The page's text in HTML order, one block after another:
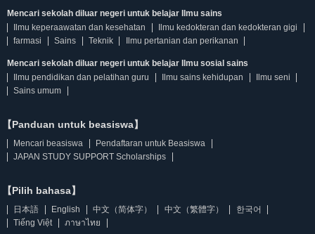
Mencari sekolah diluar negeri untuk belajar Ilmu sains
Ilmu keperaawatan dan kesehatan
Ilmu kedokteran dan kedokteran gigi
farmasi
Sains Teknik Ilmu pertanian dan perikanan
Mencari sekolah diluar negeri untuk belajar Ilmu sosial sains
Ilmu pendidikan dan pelatihan guru
Ilmu sains kehidupan
Ilmu seni
Sains umum
【Panduan untuk beasiswa】
Mencari beasiswa
Pendaftaran untuk Beasiswa
JAPAN STUDY SUPPORT Scholarships
【Pilih bahasa】
日本語 English 中文（简体字） 中文（繁體字）
한국어
Tiếng Việt
ภาษาไทย